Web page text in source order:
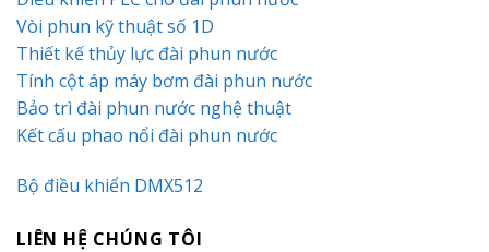
Vòi phun kỹ thuật số 1D
Thiết kế thủy lực đài phun nước
Tính cột áp máy bơm đài phun nước
Bảo trì đài phun nước nghệ thuật
Kết cấu phao nổi đài phun nước
Bộ điều khiển DMX512
LIÊN HỆ CHÚNG TÔI